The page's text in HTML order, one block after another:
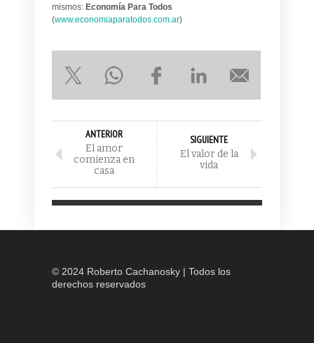
mismos: Economía Para Todos
(www.economiaparatodos.com.ar)
ANTERIOR
El amor
comienza en
casa
SIGUIENTE
El valor de la
vida
© 2024 Roberto Cachanosky | Todos los
derechos reservados